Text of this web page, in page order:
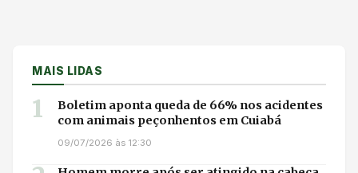
MAIS LIDAS
1
Boletim aponta queda de 66% nos acidentes
com animais peçonhentos em Cuiabá
09/07/2026 às 12:30